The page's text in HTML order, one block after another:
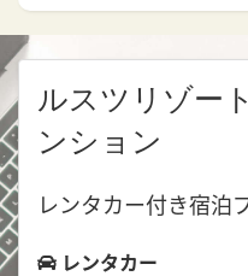
ルスツリゾー
ンション
レンタカー付き宿泊
レンタカー